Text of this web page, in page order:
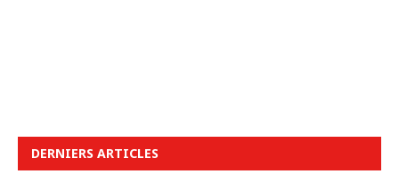
DERNIERS ARTICLES